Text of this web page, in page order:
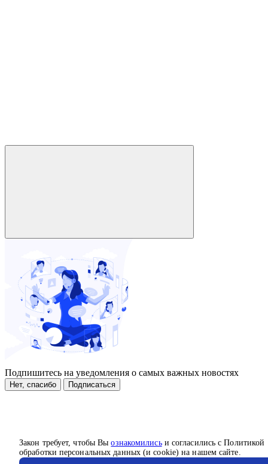
Закон требует, чтобы Выознакомилисьи согласились с Политикой
обработки персональных данных (и cookie) на нашем сайте.
Подпишитесь на уведомления о самых важных новостях
Нет, спасибо Подписаться